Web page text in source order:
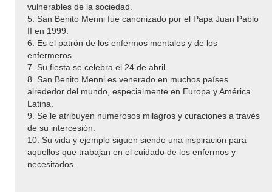
vulnerables de la sociedad.
5. San Benito Menni fue canonizado por el Papa Juan Pablo
II en 1999.
6. Es el patrón de los enfermos mentales y de los
enfermeros.
7. Su fiesta se celebra el 24 de abril.
8. San Benito Menni es venerado en muchos países
alrededor del mundo, especialmente en Europa y América
Latina.
9. Se le atribuyen numerosos milagros y curaciones a través
de su intercesión.
10. Su vida y ejemplo siguen siendo una inspiración para
aquellos que trabajan en el cuidado de los enfermos y
necesitados.